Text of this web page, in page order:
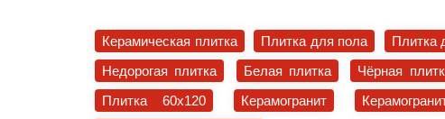
Керамическая плитка Плитка для пола Плитка
Недорогая плитка
Белая плитка Чёрная
Плитка 60x120
Керамогранит